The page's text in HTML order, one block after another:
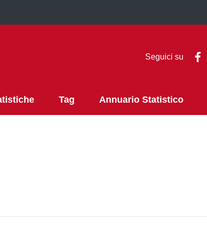
Seguici su
Tag Annuario Statistico